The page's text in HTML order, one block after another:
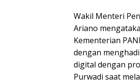
Wakil Menteri
Ariano
Kementerian
dengan
digital dengan
Purwadi saat